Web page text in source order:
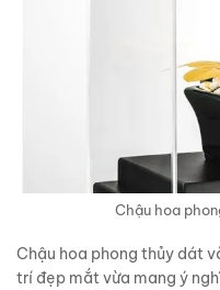
Chậu hoa
Chậu hoa phong thủy dát
trí đẹp mắt vừa mang ý